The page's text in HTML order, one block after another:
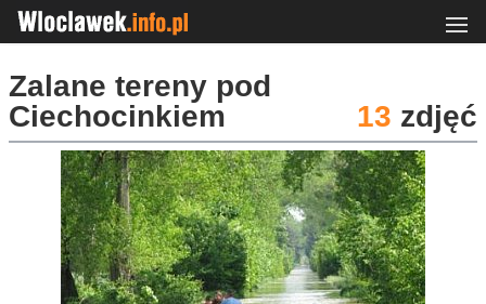
Zalane tereny pod
Ciechocinkiem
13 zdjęć